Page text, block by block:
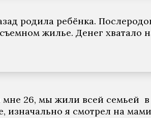
родила ребёнка.
жилье. Денег хватало
26, мы жили всей семьей
изначально я смотрел на